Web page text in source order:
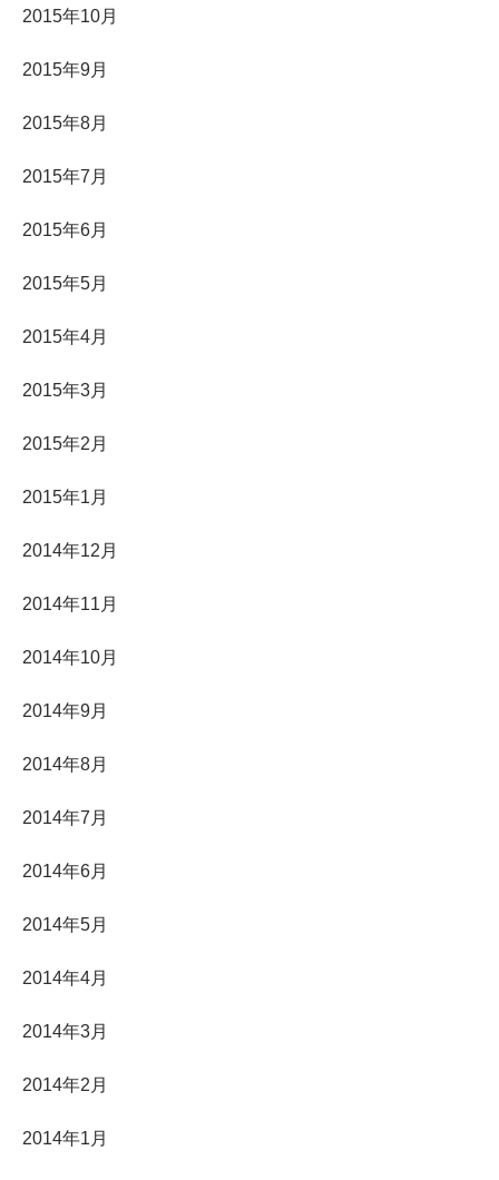
2015年10月
2015年9月
2015年8月
2015年7月
2015年6月
2015年5月
2015年4月
2015年3月
2015年2月
2015年1月
2014年12月
2014年11月
2014年10月
2014年9月
2014年8月
2014年7月
2014年6月
2014年5月
2014年4月
2014年3月
2014年2月
2014年1月